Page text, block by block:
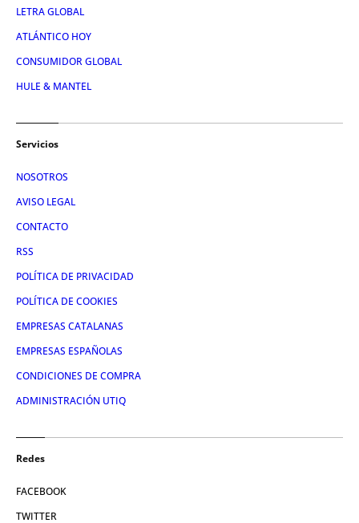
LETRA GLOBAL
ATLÁNTICO HOY
CONSUMIDOR GLOBAL
HULE & MANTEL
Servicios
NOSOTROS
AVISO LEGAL
CONTACTO
RSS
POLÍTICA DE PRIVACIDAD
POLÍTICA DE COOKIES
EMPRESAS CATALANAS
EMPRESAS ESPAÑOLAS
CONDICIONES DE COMPRA
ADMINISTRACIÓN UTIQ
Redes
FACEBOOK
TWITTER